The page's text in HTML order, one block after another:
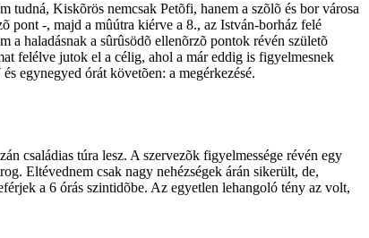
tudná, Kiskõrös nemcsak Petõfi, hanem a szõlõ és bor városa
-, majd a mûútra kiérve a 8., az István-borház felé
a haladásnak a sûrûsödõ ellenõrzõ pontok révén születõ
felélve jutok el a célig, ahol a már eddig is figyelmesnek
egynegyed órát követõen: a megérkezésé.
családias túra lesz. A szervezõk figyelmessége révén egy
Eltévednem csak nagy nehézségek árán sikerült, de,
a 6 órás szintidõbe. Az egyetlen lehangoló tény az volt,